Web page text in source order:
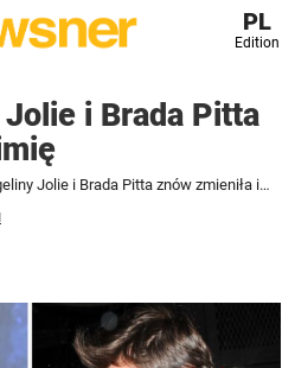
PL
Edition
i Brada Pitta
Córka Angeliny Jolie i Brada Pitta znów zmieniła imię